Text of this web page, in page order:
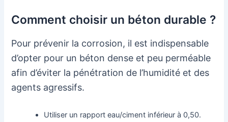
Comment choisir un béton durable ?
Pour prévenir la corrosion, il est indispensable
d’opter pour un béton dense et peu perméable
afin d’éviter la pénétration de l’humidité et des
agents agressifs.
Utiliser un rapport eau/ciment inférieur à 0,50.